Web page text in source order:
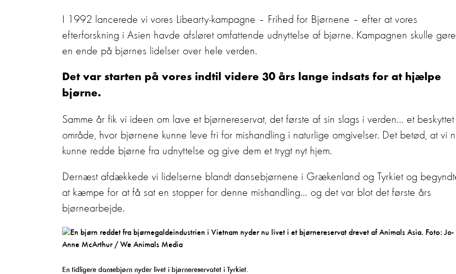
I 1992 lancerede vi vores Libearty-kampagne – Frihed for Bjørnene – efter at vores
efterforskning i Asien havde afsløret omfattende udnyttelse af bjørne. Kampagnen skulle gøre
en ende på bjørnes lidelser over hele verden.
Det var starten på vores indtil videre 30 års lange indsats for at hjælpe
bjørne.
Samme år fik vi ideen om lave et bjørnereservat, det første af sin slags i verden… et beskyttet
område, hvor bjørnene kunne leve fri for mishandling i naturlige omgivelser. Det betød, at vi
kunne redde bjørne fra udnyttelse og give dem et trygt nyt hjem.
Dernæst afdækkede vi lidelserne blandt dansebjørnene i Grækenland og Tyrkiet og
at kæmpe for at få sat en stopper for denne mishandling… og det var blot det første års
bjørnearbejde.
En tidligere dansebjørn nyder livet i bjørnereservatet i Tyrkiet.